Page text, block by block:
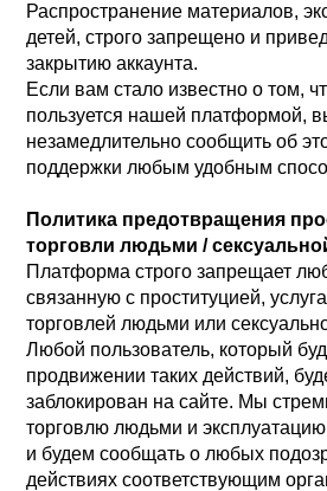
Распространение материалов,
детей, строго запрещено и
закрытию аккаунта.
Если вам стало известно о том,
пользуется нашей платформой,
незамедлительно сообщить об
поддержки любым удобным
Политика предотвращения
торговли людьми /
Платформа строго запрещает
связанную с проституцией,
торговлей людьми или
Любой пользователь, который
продвижении таких действий,
заблокирован на сайте. Мы
торговлю людьми и
и будем сообщать о любых
действиях соответствующим